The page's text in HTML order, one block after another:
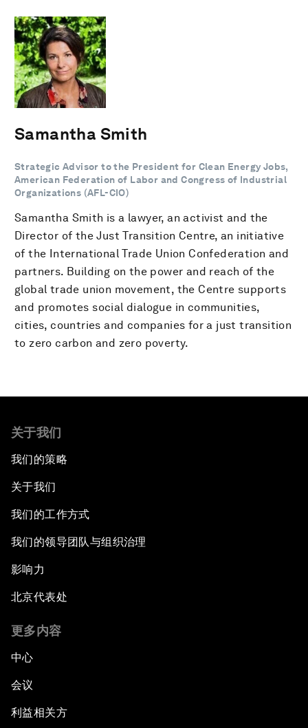
Samantha Smith
Strategic Advisor to the President for Clean Energy Jobs,
American Federation of Labor and Congress of Industrial
Organizations (AFL-CIO)
Samantha Smith is a lawyer, an activist and the
Director of the Just Transition Centre, an initiative
of the International Trade Union Confederation and
partners. Building on the power and reach of the
global trade union movement, the Centre supports
and promotes social dialogue in communities,
cities, countries and companies for a just transition
to zero carbon and zero poverty.
关于我们
我们的策略
关于我们
我们的工作方式
我们的领导团队与组织治理
影响力
北京代表处
更多内容
中心
会议
利益相关方